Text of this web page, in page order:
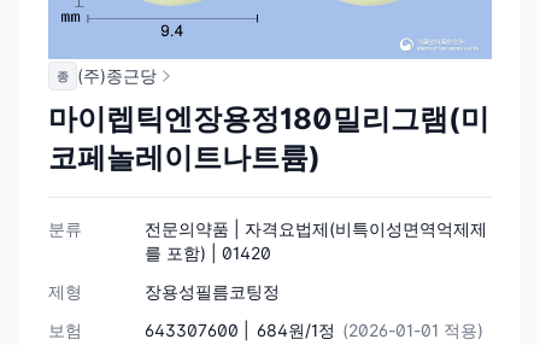
종 (주)종근당
마이렙틱엔장용정180밀리그램(미
코페놀레이트나트륨)
분류
전문의약품 | 자격요법제(비특이성면역억제제
를 포함) | 01420
제형
장용성필름코팅정
보험
643307600 | 684원/1정 (2026-01-01 적용)